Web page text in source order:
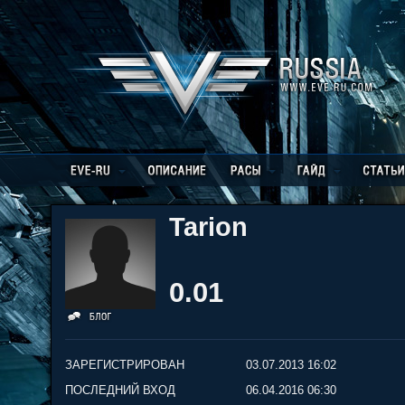
Tarion
0.01
ЗАРЕГИСТРИРОВАН
03.07.2013 16:02
ПОСЛЕДНИЙ ВХОД
06.04.2016 06:30